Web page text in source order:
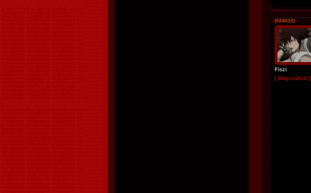
(#24012)
Fiszi
[ Megszállott ]